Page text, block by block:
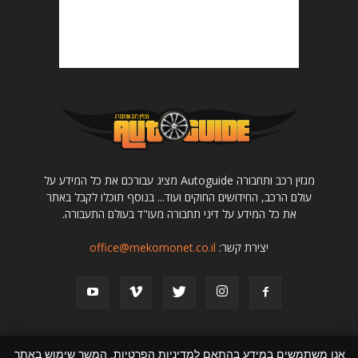
מגזין רכב ותחבורה Autoguide מציג עבורכם את כל המידע על
עולם הרכב, החידושים החוקים ועוד... בנוסף תוכלו לקבל באתר
את כל המידע על דיני תחבורה מעו"ד בעולם התעבורה.
יצירת קשר: office@mekomonet.co.il
אנו משתמשים במידע בהתאם למדיניות הפרטיות. המשך שימוש באתר